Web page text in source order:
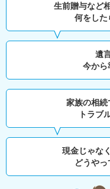
生前贈与など
何をした
遺
今から
家族の相続
トラブ
現金じゃな
どうや